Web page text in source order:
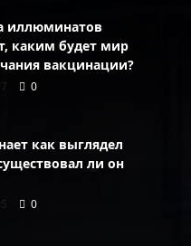
иллюминатов
каким будет мир
вакцинации?
0
как выглядел
ли он
0